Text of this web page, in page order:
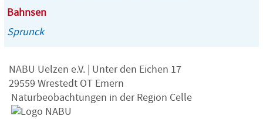
Bahnsen
Sprunck
NABU Uelzen e.V. | Unter den Eichen 17
29559 Wrestedt OT Emern
Naturbeobachtungen in der Region Celle